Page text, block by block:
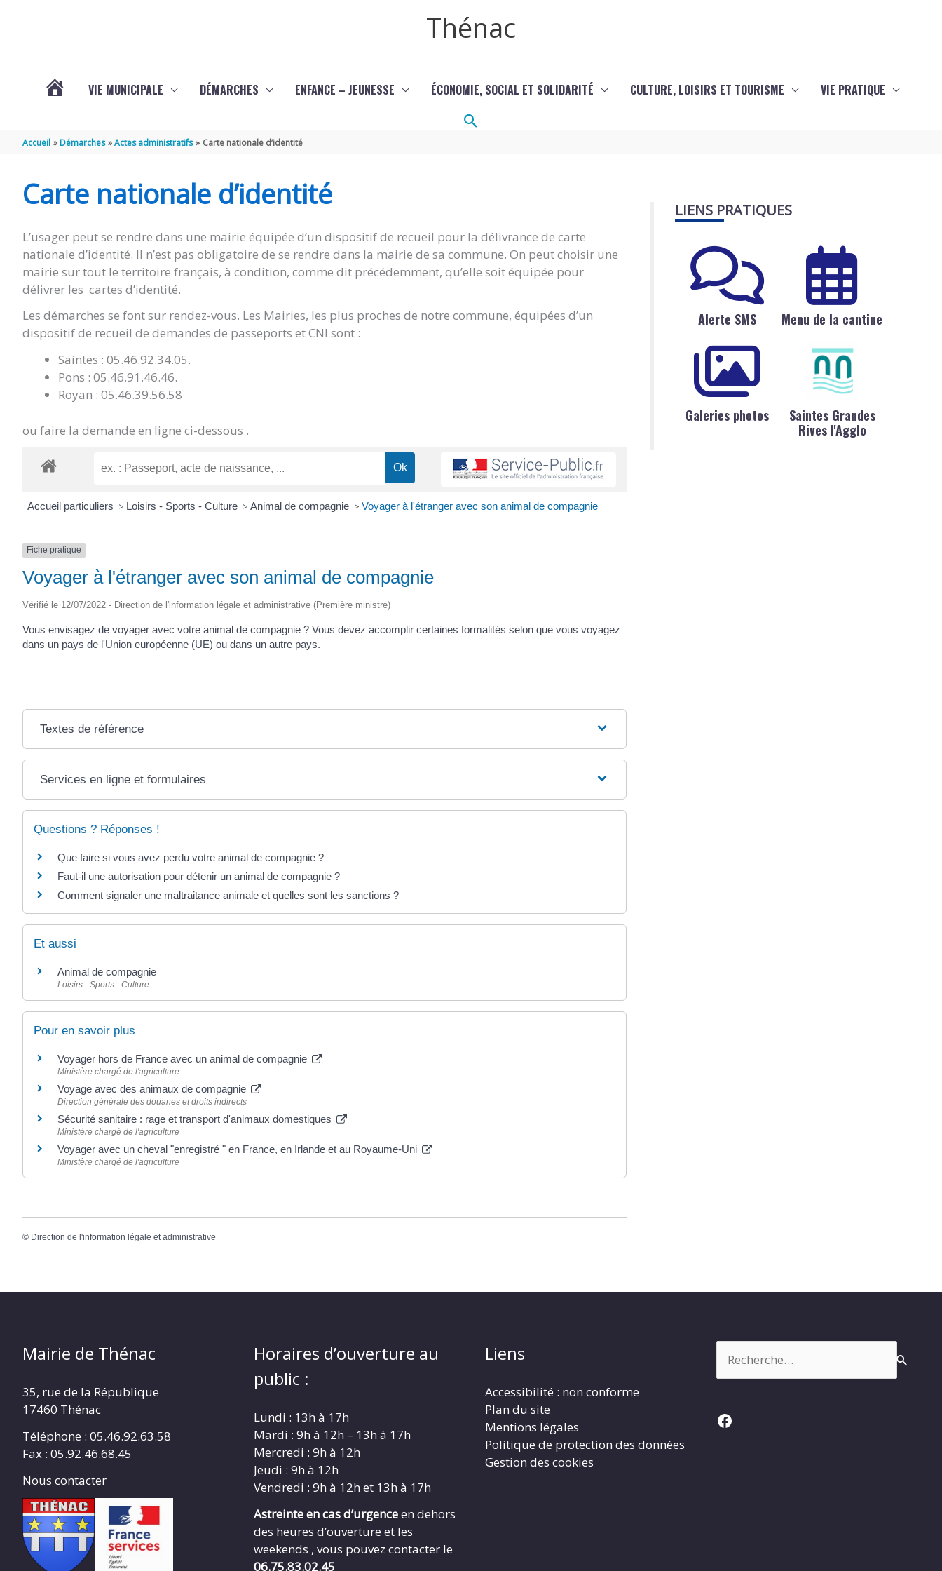
Thénac
THÉNAC
VIE MUNICIPALE DÉMARCHES ENFANCE – JEUNESSE ÉCONOMIE, SOCIAL ET SOLIDARITÉ CULTURE, LOISIRS ET TOURISME VIE PRATIQUE
Rechercher
Accueil Démarches Actes administratifs Carte nationale d’identité
Carte nationale d’identité
L’usager peut se rendre dans une mairie équipée d’un dispositif de recueil pour la délivrance de carte
nationale d’identité. Il n’est pas obligatoire de se rendre dans la mairie de sa commune. On peut choisir une
mairie sur tout le territoire français, à condition, comme dit précédemment, qu’elle soit équipée pour
délivrer les cartes d’identité.
Les démarches se font sur rendez-vous. Les Mairies, les plus proches de notre commune, équipées d’un
dispositif de recueil de demandes de passeports et CNI sont :
Saintes : 05.46.92.34.05.
Pons : 05.46.91.46.46.
Royan : 05.46.39.56.58
ou faire la demande en ligne ci-dessous .
Accueil particuliers > Loisirs - Sports - Culture > Animal de compagnie > Voyager à l'étranger avec son animal de compagnie
Fiche pratique
Voyager à l'étranger avec son animal de compagnie
Vérifié le 12/07/2022 - Direction de l'information légale et administrative (Première ministre)
Vous envisagez de voyager avec votre animal de compagnie ? Vous devez accomplir certaines formalités selon que vous voyagez
dans un pays de l'Union européenne (UE) ou dans un autre pays.
Textes de référence
Services en ligne et formulaires
Questions ? Réponses !
Que faire si vous avez perdu votre animal de compagnie ?
Faut-il une autorisation pour détenir un animal de compagnie ?
Comment signaler une maltraitance animale et quelles sont les sanctions ?
Et aussi
Animal de compagnie
Loisirs - Sports - Culture
Pour en savoir plus
Voyager hors de France avec un animal de compagnie
Ministère chargé de l'agriculture
Voyage avec des animaux de compagnie
Direction générale des douanes et droits indirects
Sécurité sanitaire : rage et transport d'animaux domestiques
Ministère chargé de l'agriculture
Voyager avec un cheval "enregistré " en France, en Irlande et au Royaume-Uni
Ministère chargé de l'agriculture
© Direction de l'information légale et administrative
LIENS PRATIQUES
Alerte SMS Menu de la cantine
Galeries photos
Saintes Grandes
Rives l'Agglo
Mairie de Thénac
35, rue de la République
17460 Thénac
Téléphone : 05.46.92.63.58
Fax : 05.92.46.68.45
Nous contacter
Horaires d’ouverture au
public :
Lundi : 13h à 17h
Mardi : 9h à 12h – 13h à 17h
Mercredi : 9h à 12h
Jeudi : 9h à 12h
Vendredi : 9h à 12h et 13h à 17h
Astreinte en cas d’urgenceen dehors
des heures d’ouverture et les
weekends , vous pouvez contacter le
06.75.83.02.45
Liens
Accessibilité : non conforme
Plan du site
Mentions légales
Politique de protection des données
Gestion des cookies
Facebook